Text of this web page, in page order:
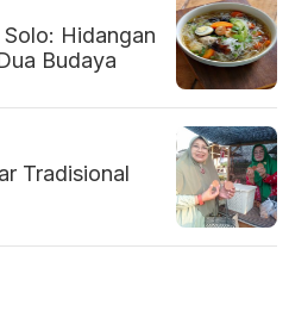
Hidangan
Budaya
Tradisional